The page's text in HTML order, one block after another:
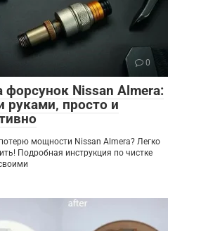
0
форсунок Nissan Almera:
руками‚ просто и
мощности Nissan Almera? Легко
Подробная инструкция по чистке